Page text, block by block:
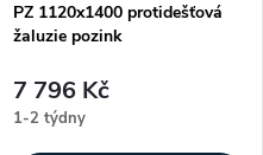
PZ 1120x1400 protidešťová
žaluzie pozink
7 796 Kč
1-2 týdny